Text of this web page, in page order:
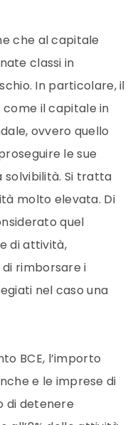
che al capitale
classi in
In particolare, il
il capitale in
ovvero quello
le sue
Si tratta
molto elevata. Di
quel
di attività,
rimborsare i
nel caso una
BCE, l’importo
e le imprese di
di detenere